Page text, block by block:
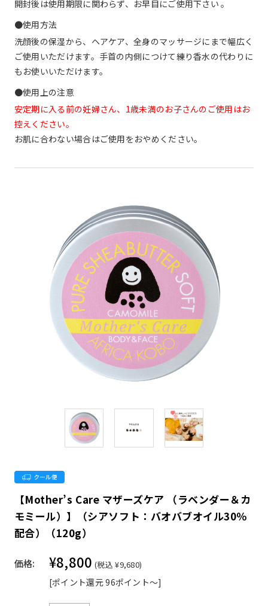
開封後は使用期限に関わらず、お早目にご使用下さい 。
●使用方法
洗顔後の保湿から、ヘアケア、全身のマッサージにまで幅広く
ご使用いただけます。手首の内側につけて練り香水の代わりに
もお使いいただけます。
●使用上の注意
安定期に入る前の妊婦さん、1歳未満のお子さんのご使用はお
控えください。
お肌に合わない場合はご使用をおやめください。
【Mother’s Care マザーズケア （ラベンダー＆カ
モミール）】（シアソフト：バオバブオイル30％
配合）（120g）
価格: ¥8,800 (税込 ¥9,680)
[ポイント還元 96ポイント～]